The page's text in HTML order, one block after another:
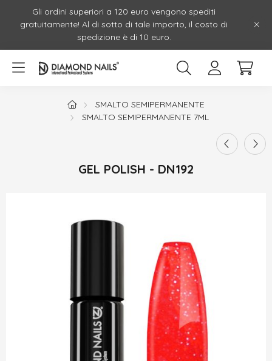
Gli ordini superiori a 120 euro vengono spediti
gratuitamente! Al di sotto di tale importo, il costo di
spedizione è di 10 euro.
SMALTO SEMIPERMANENTE
SMALTO SEMIPERMANENTE 7ML
GEL POLISH - DN192